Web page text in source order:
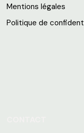
Mentions légales
Politique de